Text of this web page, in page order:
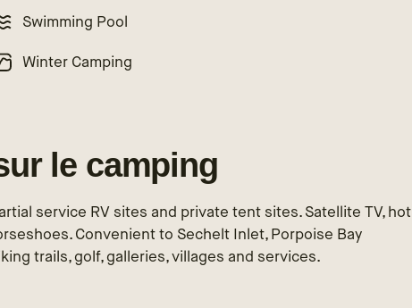
Swimming Pool
Winter Camping
le camping
service RV sites and private tent sites. Satellite TV, hot
Convenient to Sechelt Inlet, Porpoise Bay
trails, golf, galleries, villages and services.